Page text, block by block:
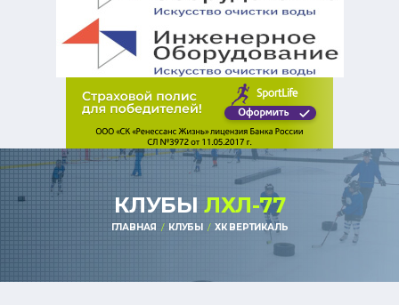
КЛУБЫ ЛХЛ-77
ГЛАВНАЯ КЛУБЫ ХК ВЕРТИКАЛЬ